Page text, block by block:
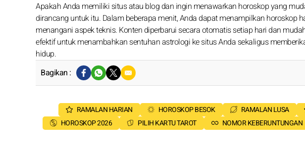
Apakah Anda memiliki situs atau blog dan ingin menawarkan horoskop yang
dirancang untuk itu. Dalam beberapa menit, Anda dapat menampilkan horoskop
menangani aspek teknis. Konten diperbarui secara otomatis setiap hari dan
efektif untuk menambahkan sentuhan astrologi ke situs Anda sekaligus
hidup.
Bagikan :
RAMALAN HARIAN HOROSKOP BESOK RAMALAN LUSA
HOROSKOP 2026
PILIH KARTU TAROT NOMOR KEBERUNTUNGAN